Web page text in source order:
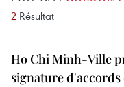
2 Résultat
Ho Chi Minh-Ville
signature d'accords